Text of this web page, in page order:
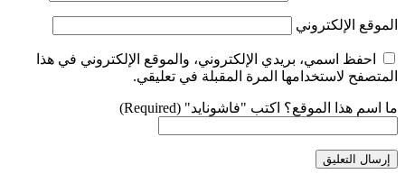
الموقع الإلكتروني
احفظ اسمي، بريدي الإلكتروني، والموقع الإلكتروني في هذا
المتصفح لاستخدامها المرة المقبلة في تعليقي.
ما اسم هذا الموقع؟ اكتب "فاشونايد" (Required)